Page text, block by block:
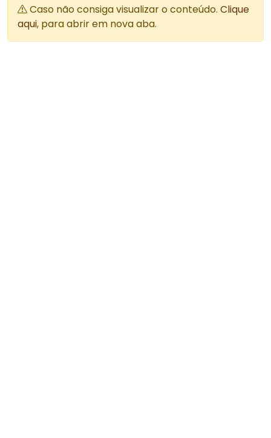
Caso não consiga visualizar o conteúdo. Clique
aqui, para abrir em nova aba.